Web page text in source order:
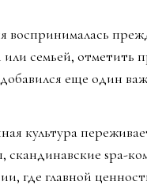
воспринималась
или семьей, отметить
еще один
культура
скандинавские spa-
где главной